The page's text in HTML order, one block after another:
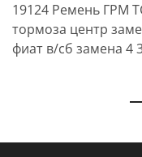
19124 Ремень ГРМ
тормоза центр
фиат в/сб замена 4